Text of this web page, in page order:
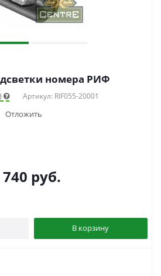
номера РИФ
Артикул: RIF055-20001
Отложить
740 руб.
В корзину